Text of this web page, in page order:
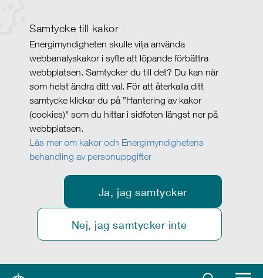
Samtycke till kakor
Energimyndigheten skulle vilja använda
webbanalyskakor i syfte att löpande förbättra
webbplatsen. Samtycker du till det? Du kan när
som helst ändra ditt val. För att återkalla ditt
samtycke klickar du på ”Hantering av kakor
(cookies)" som du hittar i sidfoten längst ner på
webbplatsen.
Läs mer om kakor och Energimyndighetens
behandling av personuppgifter
Ja, jag samtycker
Nej, jag samtycker inte